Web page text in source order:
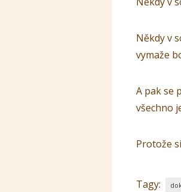
Někdy v
vymaže
A pak se
všechno
Protože
Tagy: